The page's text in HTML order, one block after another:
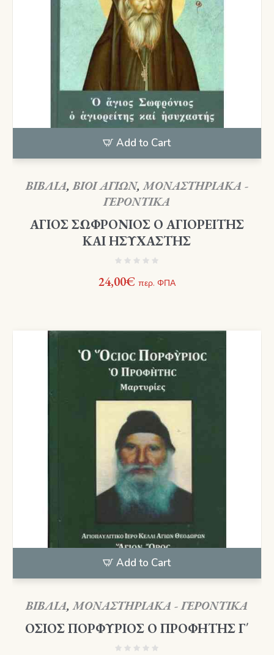
Add to Cart
ΒΙΒΛΙΑ,ΒΙΟΙ ΑΓΙΩΝ,ΜΟΝΑΣΤΗΡΙΑΚΑ -
ΓΕΡΟΝΤΙΚΑ
ΑΓΙΟΣ ΣΩΦΡΟΝΙΟΣ Ο ΑΓΙΟΡΕΙΤΗΣ
ΚΑΙ ΗΣΥΧΑΣΤΗΣ
24,00€ περ. ΦΠΑ
Add to Cart
ΒΙΒΛΙΑ,ΜΟΝΑΣΤΗΡΙΑΚΑ - ΓΕΡΟΝΤΙΚΑ
ΟΣΙΟΣ ΠΟΡΦΥΡΙΟΣ Ο ΠΡΟΦΗΤΗΣ Γ΄